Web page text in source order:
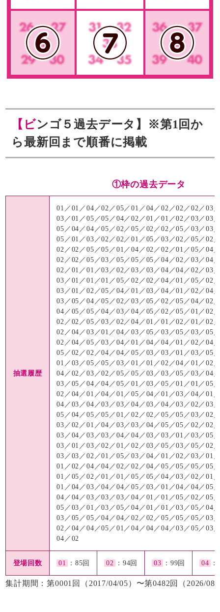
【ビンゴ５過去データ】※第1回か
ら最新回まで順番に掲載
①枠の過去データ
抽選履歴
01／01／04／02／05／01／04／02／02／02／03
03／01／05／05／04／02／01／01／02／03／03
05／04／04／05／02／05／02／02／05／03／03
05／01／03／02／02／01／05／03／02／05／02
02／02／05／05／01／04／02／02／01／05／04
02／02／05／03／05／05／05／04／02／03／04
02／01／01／03／02／03／03／04／04／02／03
03／01／01／01／05／02／02／04／01／05／02
03／01／02／05／04／01／03／04／01／02／04
03／05／04／05／02／03／05／02／05／04／02
04／05／05／04／03／04／05／02／05／01／02
02／02／05／03／02／04／01／01／02／01／02
02／04／03／01／04／03／05／03／05／03／05
02／04／05／03／04／01／04／04／01／02／04
05／02／02／04／04／05／03／03／01／03／05
01／03／05／05／03／01／01／02／04／01／02
04／02／03／02／05／05／03／03／05／03／04
03／05／04／04／05／01／03／05／01／01／05
02／04／01／04／01／05／04／01／03／04／01
04／03／04／03／03／04／03／04／03／02／03
05／04／05／05／01／02／02／05／05／03／02
03／02／01／04／03／03／04／05／05／02／02
03／04／03／03／04／04／03／03／01／03／05
03／01／03／02／01／02／03／05／03／05／02
03／03／02／01／05／03／04／01／02／03／01
01／02／04／04／02／02／04／05／05／05／05
01／05／02／01／01／05／05／04／03／02／01
01／04／03／04／04／05／03／01／04／04／05
04／04／03／03／03／04／01／01／05／02／05
05／03／01／03／05／04／01／01／03／05／04
03／05／05／04／04／02／02／05／05／05／03
02／04／04／05／01／04／04／04／03／05／03
04／02
登場回数 01 ：85回 02 ：94回 03 ：99回 04
集計期間：第0001回（2017/04/05）〜第0482回（2026/08/